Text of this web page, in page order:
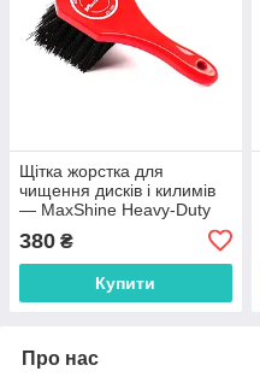
Щітка жорстка для
чищення дисків і килимів
— MaxShine Heavy-Duty
Wheel and Carpet Cleaning
Brush (7011027)
380 ₴
Купити
Про нас